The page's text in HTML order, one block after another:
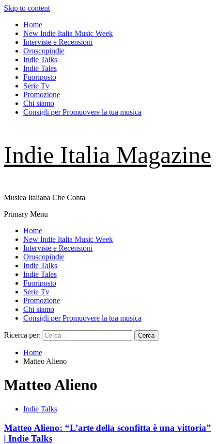
Skip to content
Home
New Indie Italia Music Week
Interviste e Recensioni
Oroscopindie
Indie Talks
Indie Tales
Fuoriposto
Serie Tv
Promozione
Chi siamo
Consigli per Promuovere la tua musica
Indie Italia Magazine
Musica Italiana Che Conta
Primary Menu
Home
New Indie Italia Music Week
Interviste e Recensioni
Oroscopindie
Indie Talks
Indie Tales
Fuoriposto
Serie Tv
Promozione
Chi siamo
Consigli per Promuovere la tua musica
Ricerca per:
Home
Matteo Alieno
Matteo Alieno
Indie Talks
Matteo Alieno: “L’arte della sconfitta è una vittoria”
| Indie Talks